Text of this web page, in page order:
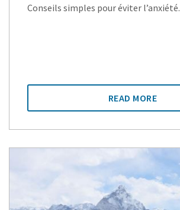
Conseils simples pour éviter l’anxiété.
READ MORE